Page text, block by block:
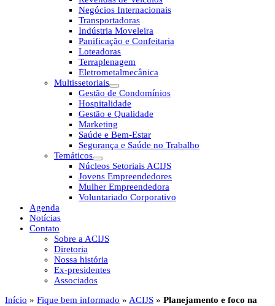
Negócios Internacionais
Transportadoras
Indústria Moveleira
Panificação e Confeitaria
Loteadoras
Terraplenagem
Eletrometalmecânica
Multissetoriais
Gestão de Condomínios
Hospitalidade
Gestão e Qualidade
Marketing
Saúde e Bem-Estar
Segurança e Saúde no Trabalho
Temáticos
Núcleos Setoriais ACIJS
Jovens Empreendedores
Mulher Empreendedora
Voluntariado Corporativo
Agenda
Notícias
Contato
Sobre a ACIJS
Diretoria
Nossa história
Ex-presidentes
Associados
Início » Fique bem informado » ACIJS » Planejamento e foco na